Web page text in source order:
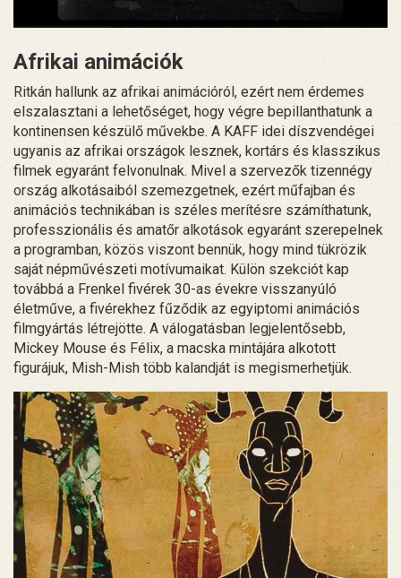
Afrikai animációk
Ritkán hallunk az afrikai animációról, ezért nem érdemes
elszalasztani a lehetőséget, hogy végre bepillanthatunk a
kontinensen készülő művekbe. A KAFF idei díszvendégei
ugyanis az afrikai országok lesznek, kortárs és klasszikus
filmek egyaránt felvonulnak. Mivel a szervezők tizennégy
ország alkotásaiból szemezgetnek, ezért műfajban és
animációs technikában is széles merítésre számíthatunk,
professzionális és amatőr alkotások egyaránt szerepelnek
a programban, közös viszont bennük, hogy mind tükrözik
saját népművészeti motívumaikat. Külön szekciót kap
továbbá a Frenkel fivérek 30-as évekre visszanyúló
életműve, a fivérekhez fűződik az egyiptomi animációs
filmgyártás létrejötte. A válogatásban legjelentősebb,
Mickey Mouse és Félix, a macska mintájára alkotott
figurájuk, Mish-Mish több kalandját is megismerhetjük.